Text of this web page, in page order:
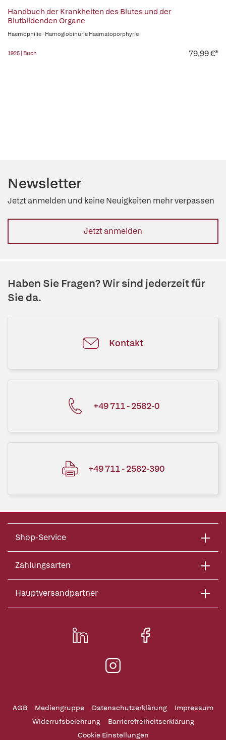
Handbuch der Krankheiten des Blutes und der
Blutbildenden Organe
Haemophilie · Hamoglobinurie Haematoporphyrie
1925 | Buch 79,99 €*
Newsletter
Jetzt anmelden und keine Neuigkeiten mehr verpassen
Jetzt anmelden
Haben Sie Fragen? Wir sind jederzeit für
Sie da.
Kontakt
+49 711 - 2582-0
+49 711 - 2582-390
Shop-Service
Zahlungsarten
Hauptversandpartner
AGB Mediengruppe Datenschutzerklärung
Impressum
Widerrufsbelehrung
Barrierefreiheitserklärung
Cookie Einstellungen